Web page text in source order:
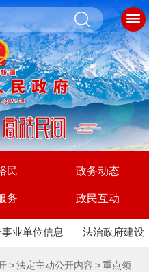
民 政务动态
务 政民互动
业单位信息 法治政府建设
> 法定主动公开内容 > 重点领